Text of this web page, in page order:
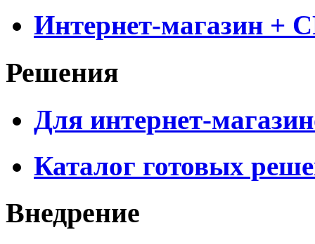
Интернет-магазин +
Решения
Для интернет-
Каталог готовых
Внедрение